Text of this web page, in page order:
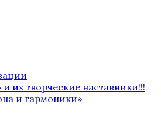
их творческие наставники!!!
и гармоники»